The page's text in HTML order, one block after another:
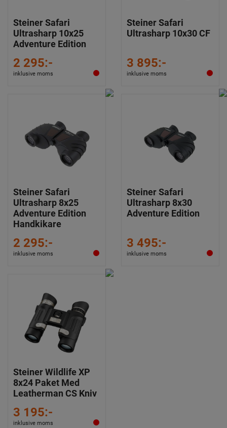
Steiner Safari
Ultrasharp 10x25
Adventure Edition
2 295:-
inklusive moms
Steiner Safari
Ultrasharp 10x30 CF
3 895:-
inklusive moms
Steiner Safari
Ultrasharp 8x25
Adventure Edition
Handkikare
2 295:-
inklusive moms
Steiner Safari
Ultrasharp 8x30
Adventure Edition
3 495:-
inklusive moms
Steiner Wildlife XP
8x24 Paket Med
Leatherman CS Kniv
3 195:-
inklusive moms